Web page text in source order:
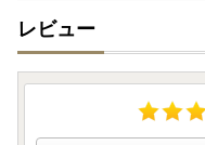
レビュー